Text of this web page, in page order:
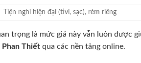
Tiện nghi hiện đại (tivi, sạc), rèm riêng
trọng là mức giá này vẫn luôn được
Phan Thiết qua các nền tảng online.